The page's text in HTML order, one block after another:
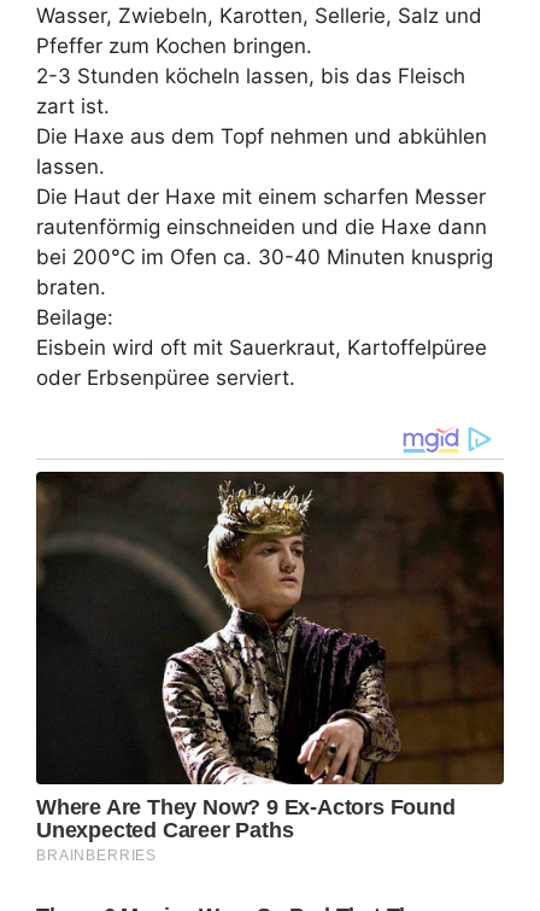
Wasser, Zwiebeln, Karotten, Sellerie, Salz und
Pfeffer zum Kochen bringen.
2-3 Stunden köcheln lassen, bis das Fleisch
zart ist.
Die Haxe aus dem Topf nehmen und abkühlen
lassen.
Die Haut der Haxe mit einem scharfen Messer
rautenförmig einschneiden und die Haxe dann
bei 200°C im Ofen ca. 30-40 Minuten knusprig
braten.
Beilage:
Eisbein wird oft mit Sauerkraut, Kartoffelpüree
oder Erbsenpüree serviert.